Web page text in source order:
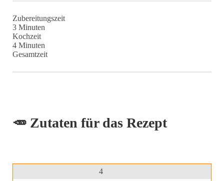
Zubereitungszeit
3Minuten
Minuten
Kochzeit
4Minuten
Minuten
Gesamtzeit
🥕 Zutaten für das Rezept
4